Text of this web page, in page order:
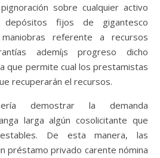
sobre cualquier activo
depósitos fijos de gigantesco
referente a recursos
ademí¡s progreso dicho
que permite cual los prestamistas
recuperarán el recursos.
demostrar la demanda
larga algún cosolicitante que
De esta manera, las
préstamo privado carente nómina